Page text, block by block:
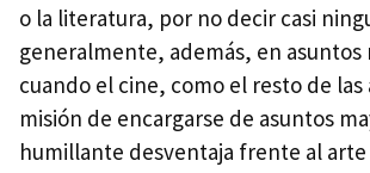
o la literatura, por no decir casi
generalmente, además, en asuntos
cuando el cine, como el resto de
misión de encargarse de asuntos
humillante desventaja frente al